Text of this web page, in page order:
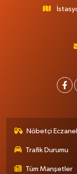
Nöbetçi
Trafik Durumu
Tüm Manşetler